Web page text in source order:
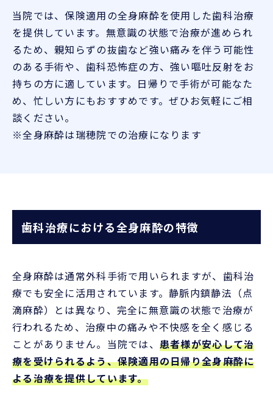
当院では、保険適用の全身麻酔を使用した歯科治療
を提供しています。無意識の状態で治療が進められ
るため、親知らずの抜歯など強い痛みを伴う可能性
のある手術や、歯科恐怖症の方、強い嘔吐反射をお
持ちの方に適しています。日帰りで手術が可能なた
め、忙しい方にもおすすめです。ぜひお気軽にご相
談ください。
※全身麻酔は瑞穂院での治療になります
歯科治療における全身麻酔の特徴
全身麻酔は通常外科手術で用いられますが、歯科治
療でも安全に活用されています。静脈内鎮静法（点
滴麻酔）とは異なり、完全に無意識の状態で治療が
行われるため、治療中の痛みや不快感を全く感じる
ことがありません。当院では、 患者様が安心して治
療を受けられるよう、保険適用の日帰り全身麻酔に
よる治療を提供しています。